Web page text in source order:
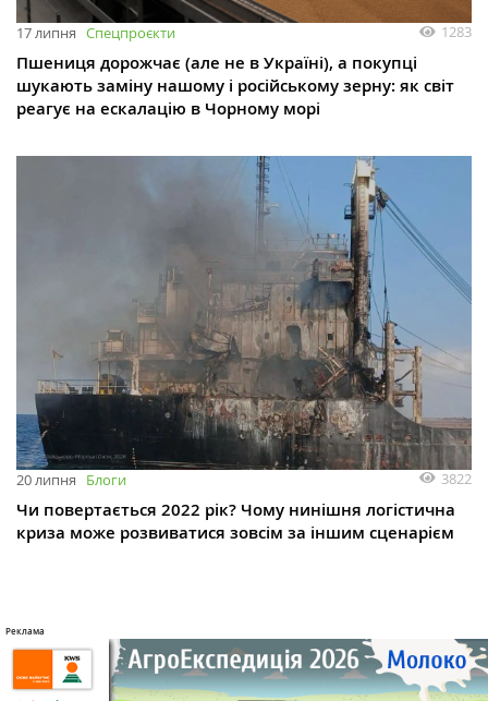
17 липня Спецпроєкти 1283
Пшениця дорожчає (але не в Україні), а покупці
шукають заміну нашому і російському зерну: як світ
реагує на ескалацію в Чорному морі
20 липня Блоги 3822
Чи повертається 2022 рік? Чому нинішня логістична
криза може розвиватися зовсім за іншим сценарієм